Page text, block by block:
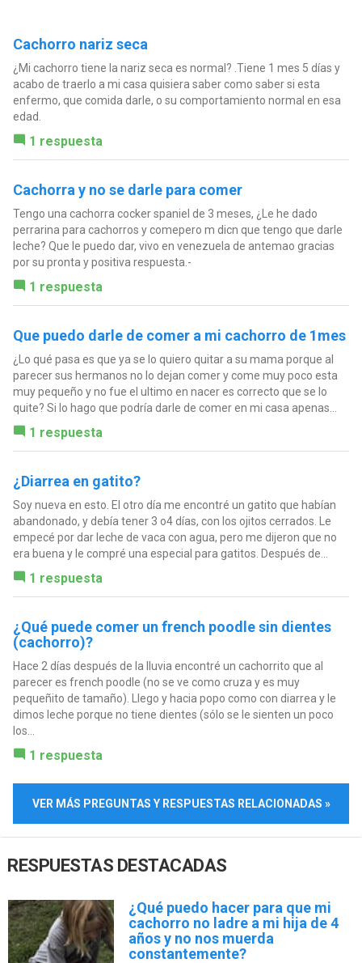
Cachorro nariz seca
¿Mi cachorro tiene la nariz seca es normal? .Tiene 1 mes 5 días y
acabo de traerlo a mi casa quisiera saber como saber si esta
enfermo, que comida darle, o su comportamiento normal en esa
edad.
1 respuesta
Cachorra y no se darle para comer
Tengo una cachorra cocker spaniel de 3 meses, ¿Le he dado
perrarina para cachorros y comepero m dicn que tengo que darle
leche? Que le puedo dar, vivo en venezuela de antemao gracias
por su pronta y positiva respuesta.-
1 respuesta
Que puedo darle de comer a mi cachorro de 1mes
¿Lo qué pasa es que ya se lo quiero quitar a su mama porque al
parecer sus hermanos no lo dejan comer y come muy poco esta
muy pequeño y no fue el ultimo en nacer es correcto que se lo
quite? Si lo hago que podría darle de comer en mi casa apenas...
1 respuesta
¿Diarrea en gatito?
Soy nueva en esto. El otro día me encontré un gatito que habían
abandonado, y debía tener 3 o4 días, con los ojitos cerrados. Le
empecé por dar leche de vaca con agua, pero me dijeron que no
era buena y le compré una especial para gatitos. Después de...
1 respuesta
¿Qué puede comer un french poodle sin dientes
(cachorro)?
Hace 2 días después de la lluvia encontré un cachorrito que al
parecer es french poodle (no se ve como cruza y es muy
pequeñito de tamaño). Llego y hacia popo como con diarrea y le
dimos leche porque no tiene dientes (sólo se le sienten un poco
los...
1 respuesta
VER MÁS PREGUNTAS Y RESPUESTAS RELACIONADAS »
RESPUESTAS DESTACADAS
¿Qué puedo hacer para que mi
cachorro no ladre a mi hija de 4
años y no nos muerda
constantemente?